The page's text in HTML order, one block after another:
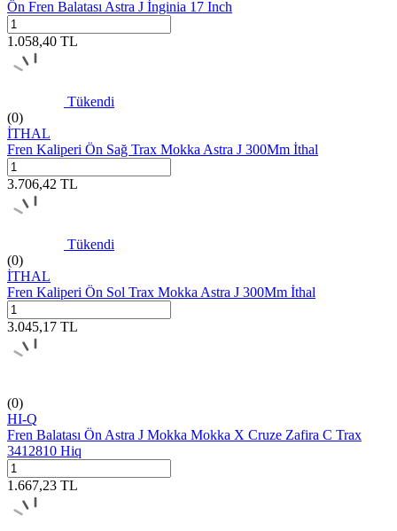
Ön Fren Balatası Astra J İnginia 17 Inch
1.058,40 TL
Tükendi
(0)
İTHAL
Fren Kaliperi Ön Sağ Trax Mokka Astra J 300Mm İthal
3.706,42 TL
Tükendi
(0)
İTHAL
Fren Kaliperi Ön Sol Trax Mokka Astra J 300Mm İthal
3.045,17 TL
(0)
HI-Q
Fren Balatası Ön Astra J Mokka Mokka X Cruze Zafira C Trax
3412810 Hiq
1.667,23 TL